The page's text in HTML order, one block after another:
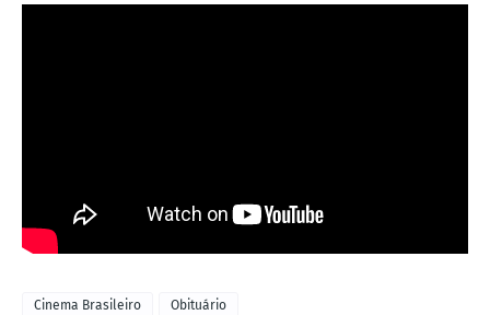
Cinema Brasileiro Obituário